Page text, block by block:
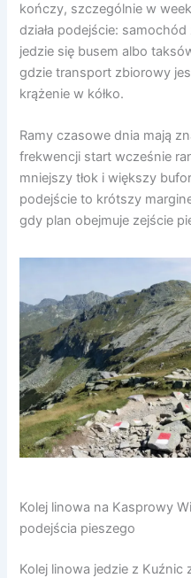
kończy, szczególnie w
działa podejście:
jedzie się busem albo
gdzie transport zbiorowy
krążenie w kółko.
Ramy czasowe dnia mają
frekwencji start wcześnie
mniejszy tłok i większy
podejście to krótszy
gdy plan obejmuje zejście
Kolej linowa na Kasprowy
podejścia pieszego
Kolej linowa jedzie z